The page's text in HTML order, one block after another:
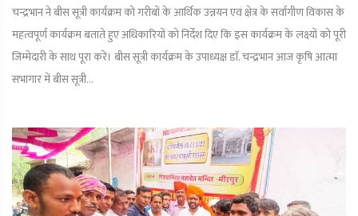
चन्द्रभान ने बीस सूत्री कार्यक्रम को गरीबों के आर्थिक उन्नयन एवं क्षेत्र के सर्वागीण विकास के
महत्वपूर्ण कार्यक्रम बताते हुए अधिकारियों को निर्देश दिए कि इस कार्यक्रम के लक्ष्यों को पूरी
जिम्मेदारी के साथ पूरा करें। बीस सूत्री कार्यक्रम के उपाध्यक्ष डाॅ. चन्द्रभान आज कृषि आत्मा
सभागार में बीस सूत्री...